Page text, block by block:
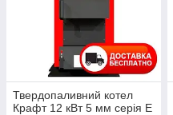
Твердопаливний котел
Крафт 12 кВт 5 мм серія Е